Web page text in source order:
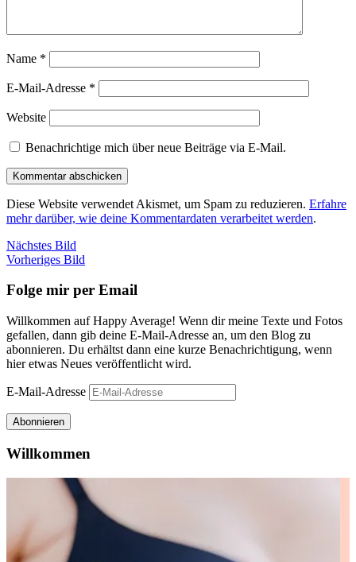
Name *
E-Mail-Adresse *
Website
Benachrichtige mich über neue Beiträge via E-Mail.
Diese Website verwendet Akismet, um Spam zu reduzieren. Erfahre
mehr darüber, wie deine Kommentardaten verarbeitet werden.
Nächstes Bild
Vorheriges Bild
Folge mir per Email
Willkommen auf Happy Average! Wenn dir meine Texte und Fotos
gefallen, dann gib deine E-Mail-Adresse an, um den Blog zu
abonnieren. Du erhältst dann eine kurze Benachrichtigung, wenn
hier etwas Neues veröffentlicht wird.
E-Mail-Adresse
Abonnieren
Willkommen